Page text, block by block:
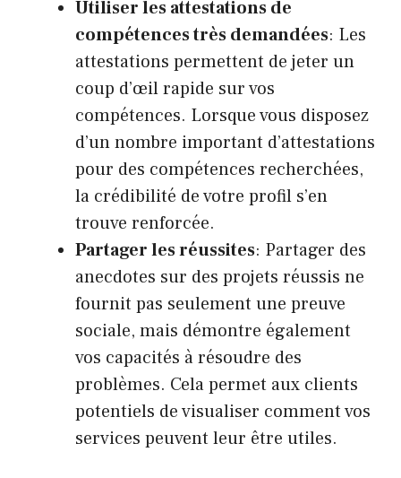
Utiliser les attestations de
compétences très demandées: Les
attestations permettent de jeter un
coup d’œil rapide sur vos
compétences. Lorsque vous disposez
d’un nombre important d’attestations
pour des compétences recherchées,
la crédibilité de votre profil s’en
trouve renforcée.
Partager les réussites: Partager des
anecdotes sur des projets réussis ne
fournit pas seulement une preuve
sociale, mais démontre également
vos capacités à résoudre des
problèmes. Cela permet aux clients
potentiels de visualiser comment vos
services peuvent leur être utiles.